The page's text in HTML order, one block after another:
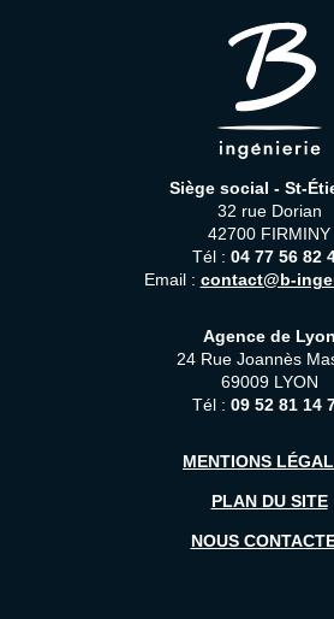
Siège social - St-
32 rue Dorian
42700 FIRMINY
Tél : 04 77 56 82
Email : contact@b-
Agence de Lyon
24 Rue Joannès
69009 LYON
Tél : 09 52 81 14
MENTIONS
PLAN DU SITE
NOUS